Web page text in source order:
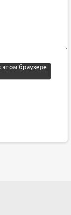
этом браузере